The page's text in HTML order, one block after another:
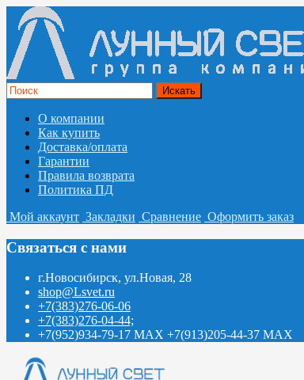
О компании
Как купить
Доставка/оплата
Гарантии
Правила возврата
Политика ПД
Мой аккаунт Закладки Сравнение Оформить заказ
Связаться с нами
г.Новосибирск, ул.Новая, 28
shop@Lsvet.ru
+7(383)276-06-06
+7(383)276-04-44;
+7(952)934-79-17 MAX +7(913)205-44-37 MAX